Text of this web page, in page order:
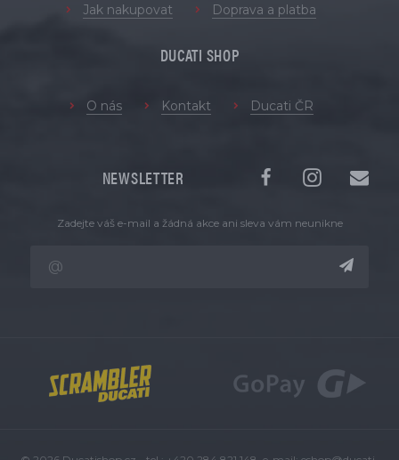
Jak nakupovat Doprava a platba
DUCATI SHOP
O nás Kontakt Ducati ČR
NEWSLETTER
Zadejte váš e-mail a žádná akce ani sleva vám neunikne